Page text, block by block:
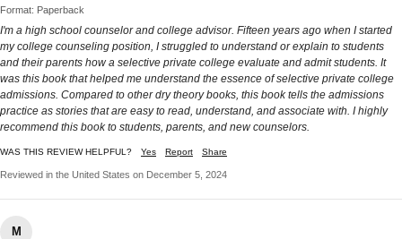
Format: Paperback
I'm a high school counselor and college advisor. Fifteen years ago when I started
my college counseling position, I struggled to understand or explain to students
and their parents how a selective private college evaluate and admit students. It
was this book that helped me understand the essence of selective private college
admissions. Compared to other dry theory books, this book tells the admissions
practice as stories that are easy to read, understand, and associate with. I highly
recommend this book to students, parents, and new counselors.
WAS THIS REVIEW HELPFUL? Yes Report Share
Reviewed in the United States on December 5, 2024
M